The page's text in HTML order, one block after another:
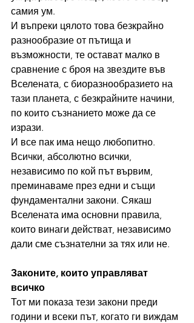
самия ум.
И въпреки цялото това безкрайно
разнообразие от пътища и
възможности, те остават малко в
сравнение с броя на звездите във
Вселената, с биоразнообразието на
тази планета, с безкрайните начини,
по които съзнанието може да се
изрази.
И все пак има нещо любопитно.
Всички, абсолютно всички,
независимо по кой път вървим,
преминаваме през едни и същи
фундаментални закони. Сякаш
Вселената има основни правила,
които винаги действат, независимо
дали сме съзнателни за тях или не.
Законите, които управляват
всичко
Тот ми показа тези закони преди
години и всеки път, когато ги виждам